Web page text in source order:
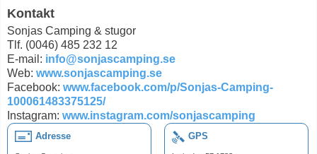
Kontakt
Sonjas Camping & stugor
Tlf. (0046) 485 232 12
E-mail: info@sonjascamping.se
Web: www.sonjascamping.se
Facebook: www.facebook.com/p/Sonjas-Camping-
100061483375125/
Instagram: www.instagram.com/sonjascamping
Adresse GPS